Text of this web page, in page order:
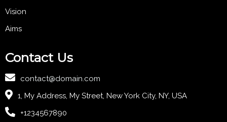
Vision
Aims
Contact Us
contact@domain.com
1, My Address, My Street, New York City, NY, USA
+1234567890